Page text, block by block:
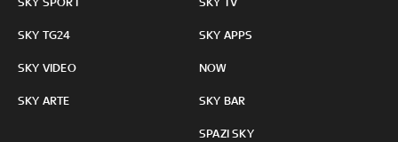
SKY TG24
SKY VIDEO
SKY ARTE
SKY APPS
NOW
SKY BAR
SPAZI SKY